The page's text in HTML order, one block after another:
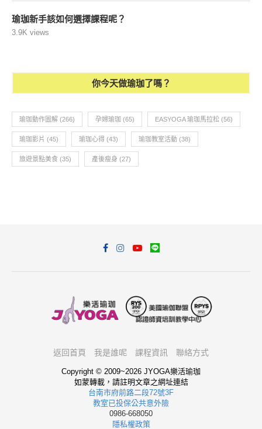
瑜珈新手該如何選擇課程呢？
3.9K views
你今天做瑜珈了嗎？
瑜珈動作圖解 (266) 孕婦瑜珈 (65) EASYOGA 瑜珈馬拉松 (56)
瑜珈影片 (45) 瑜珈心得 (43) 瑜珈教室活動 (38)
旅遊景點美食 (35) 產後瘦身 (27)
返回首頁 我是誰呢 課程資訊 聯絡方式
Copyright © 2009~2026 JYOGA樂活瑜珈
如蒙轉載，請註明文章之網址連結
台南市府前路二段72號3F
教室已投保公共意外險
0986-668050
隱私權政策